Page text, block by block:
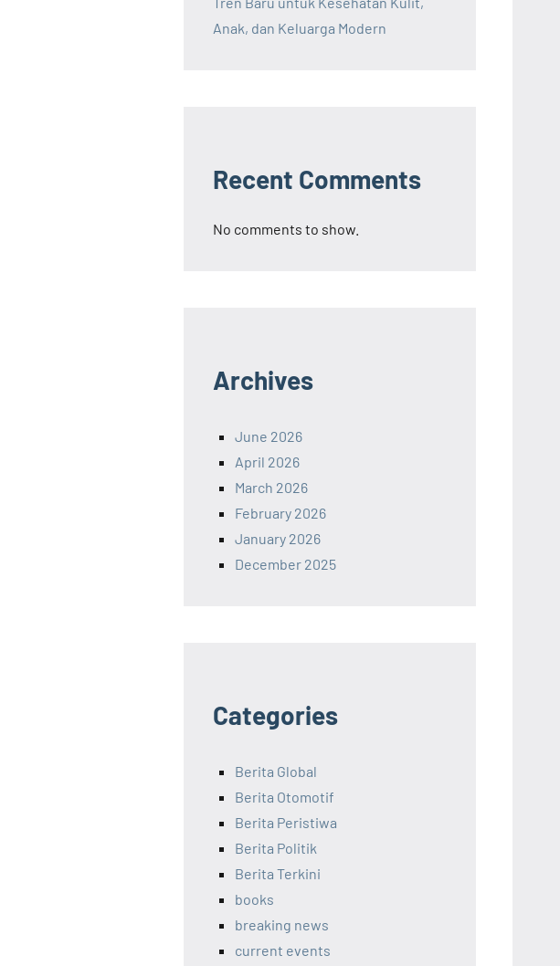
Anak, dan Keluarga Modern
Recent Comments
No comments to show.
Archives
June 2026
April 2026
March 2026
February 2026
January 2026
December 2025
Categories
Berita Global
Berita Otomotif
Berita Peristiwa
Berita Politik
Berita Terkini
books
breaking news
current events